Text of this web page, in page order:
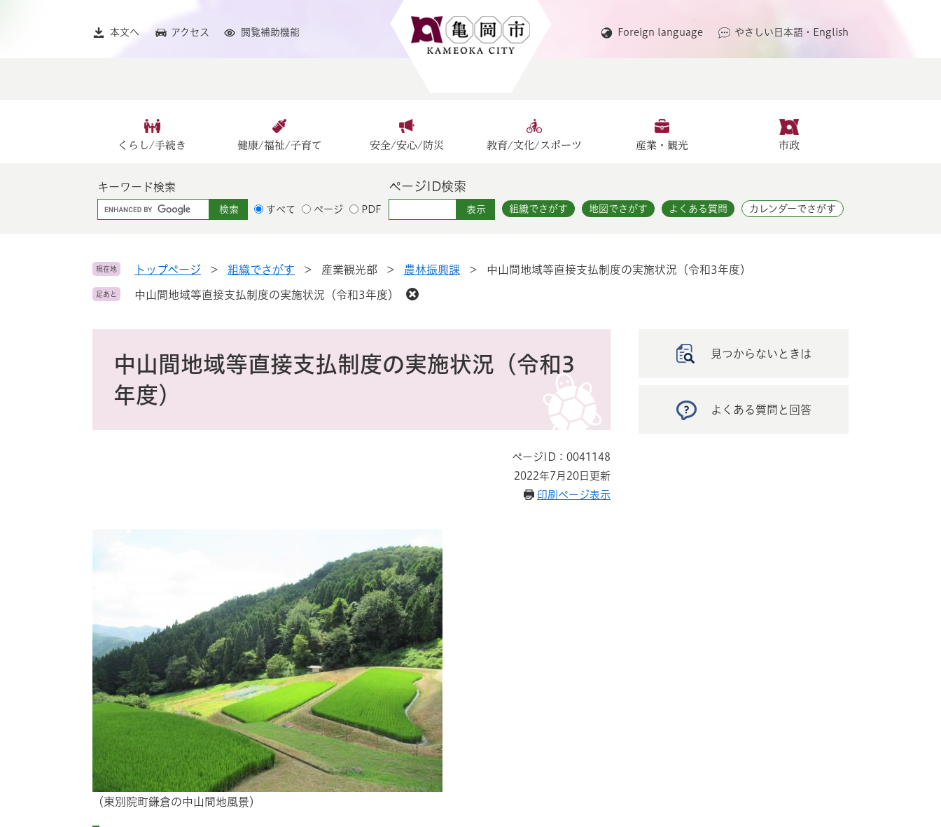
本文へ アクセス 閲覧補助機能 Foreign language やさしい日本語・English
くらし/手続き 健康/福祉/子育て 安全/安心/防災 教育/文化/スポーツ 産業・観光 市政
キーワード検索
G
o
l
カ
タ
すべて ページ PDF
ページID検索
組織でさがす 地図でさがす よくある質問 カレンダーでさがす
現在地 トップページ > 組織でさがす > 産業観光部 > 農林振興課 > 中山間地域等直接支払制度の実施状況（令和3年度）
足あと 中山間地域等直接支払制度の実施状況（令和3年度）
中山間地域等直接支払制度の実施状況（令和3
年度）
ページID：0041148
2022年7月20日更新
印刷ページ表示
​（東別院町鎌倉の中山間地風景）
見つからないときは
よくある質問と回答